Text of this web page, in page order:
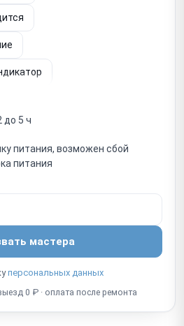
Запах гари
отключения
до 5 ч
питания, возможен сбой
питания
мастера
персональных данных
0 ₽ · оплата после ремонта